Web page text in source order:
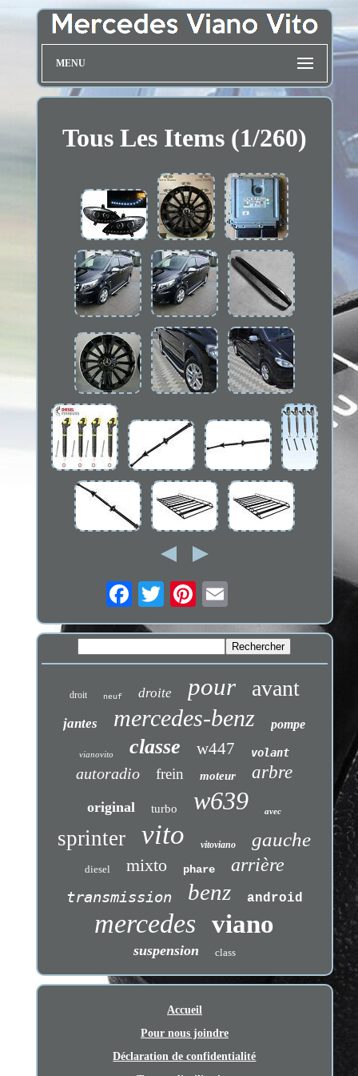
MENU
Tous Les Items (1/260)
droit neuf droite pour avant
jantes mercedes-benz pompe
vianovito classe w447 volant
autoradio frein moteur arbre
original turbo w639 avec
sprinter vito vitoviano gauche
diesel mixto phare arrière
transmission benz android
mercedes viano
suspension class
Accueil
Pour nous joindre
Déclaration de confidentialité